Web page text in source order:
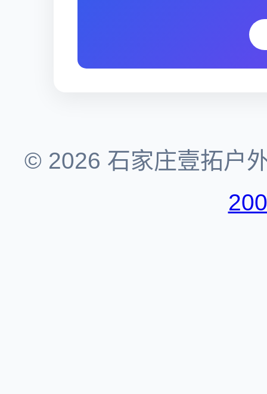
© 2026 石家庄壹拓户